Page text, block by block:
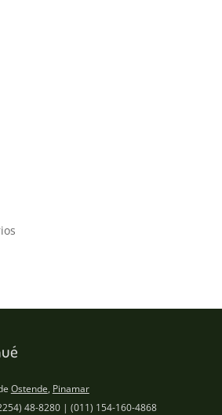
Ostende, Pinamar
48-8280 | (011) 154-160-4868